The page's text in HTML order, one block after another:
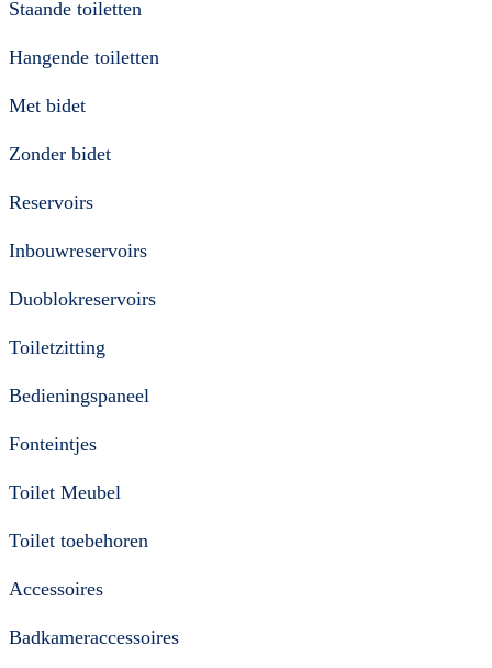
Staande toiletten
Hangende toiletten
Met bidet
Zonder bidet
Reservoirs
Inbouwreservoirs
Duoblokreservoirs
Toiletzitting
Bedieningspaneel
Fonteintjes
Toilet Meubel
Toilet toebehoren
Accessoires
Badkameraccessoires